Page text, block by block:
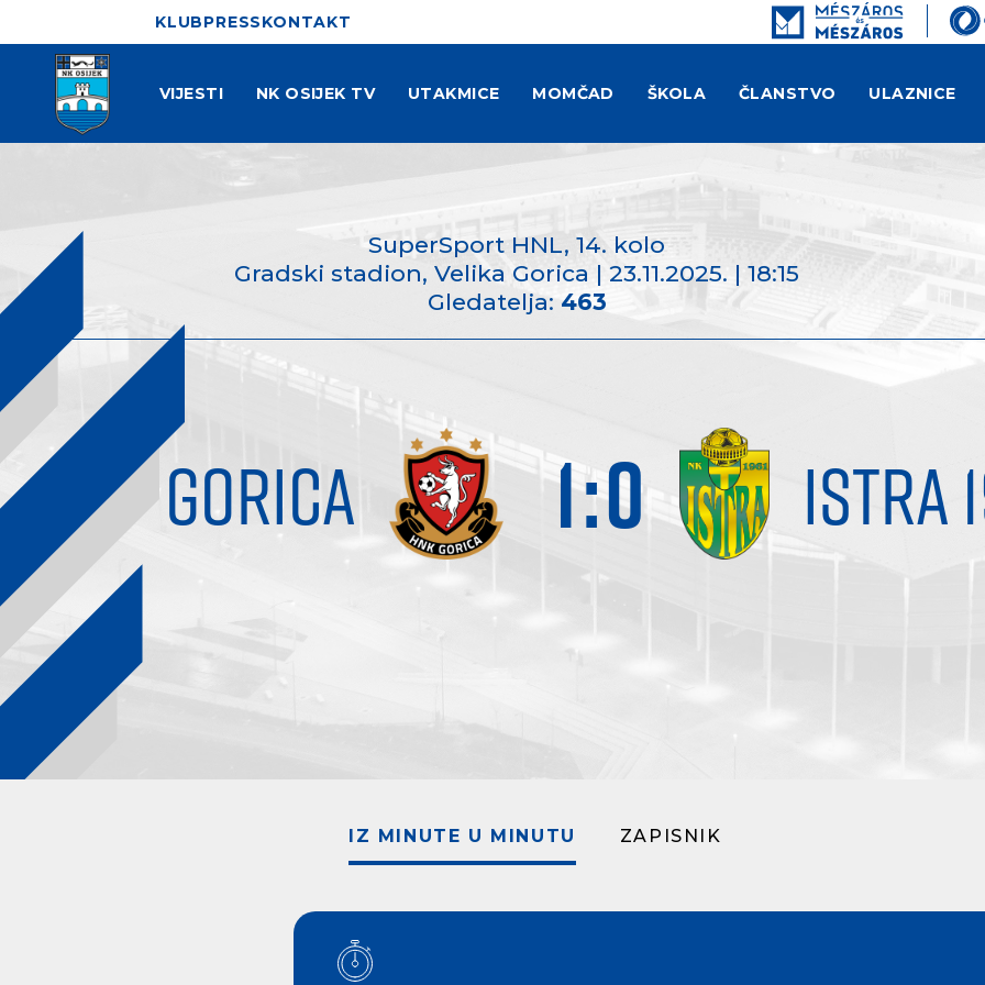
KLUBPRESSKONTAKT
VIJESTI NK OSIJEK TV UTAKMICE MOMČAD ŠKOLA ČLANSTVO ULAZNICE
SuperSport HNL, 14. kolo
Gradski stadion, Velika Gorica | 23.11.2025. | 18:15
Gledatelja: 463
GORICA ISTRA
1:0
IZ MINUTE U MINUTU ZAPISNIK